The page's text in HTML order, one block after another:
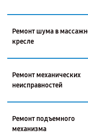
Ремонт шума в
кресле
Ремонт механических
неисправностей
Ремонт подъемного
механизма